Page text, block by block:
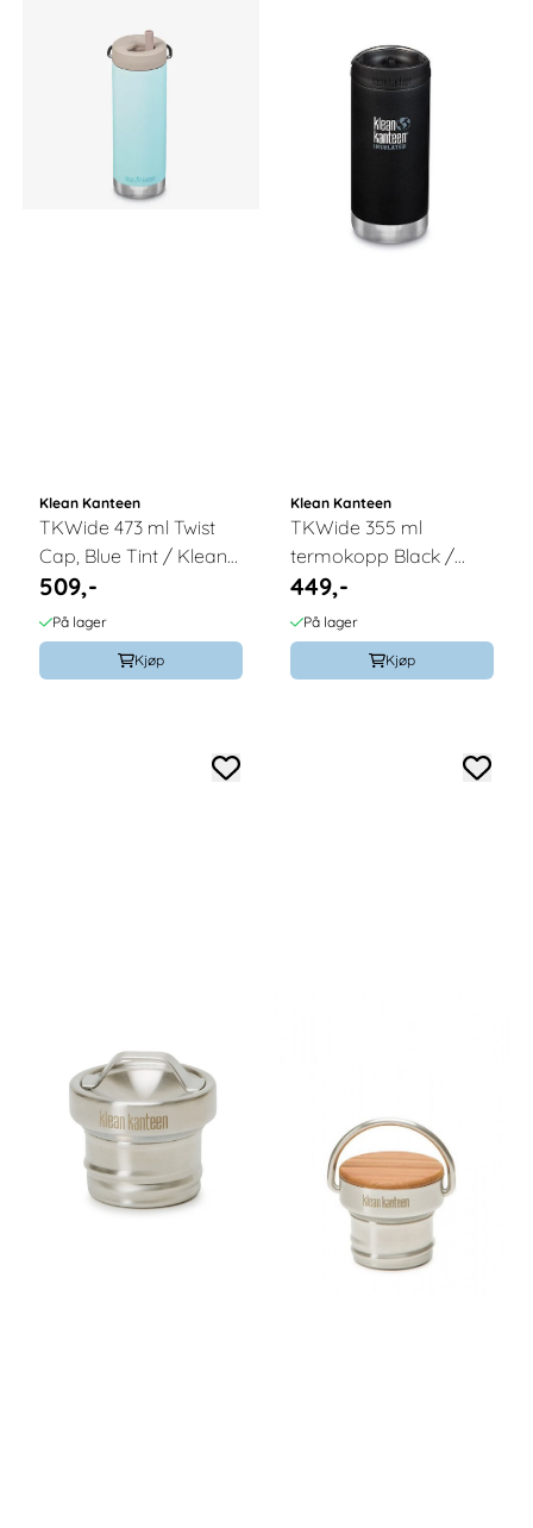
Klean Kanteen
TKWide 473 ml Twist
Cap, Blue Tint / Klean
Kanteen
509,-
På lager
Kjøp
Klean Kanteen
TKWide 355 ml
termokopp Black /
Klean Kanteen
449,-
På lager
Kjøp